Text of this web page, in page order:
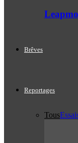
Brêves
Reportages
Tous